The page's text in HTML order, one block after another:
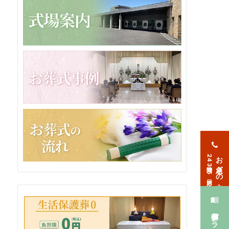
お急ぎの方
24時間365日対応
葬儀プラン